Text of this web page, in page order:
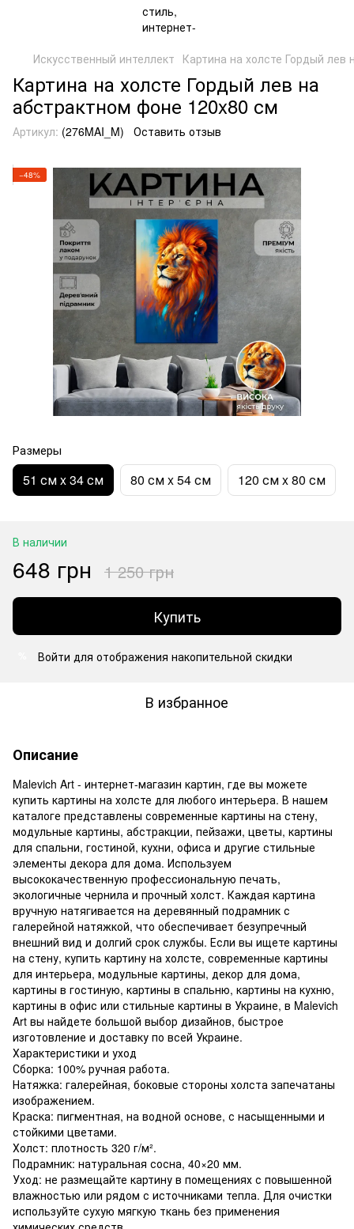
Искусственный интеллект Картина на холсте Гордый
Картина на холсте Гордый лев на
абстрактном фоне 120x80 см
Артикул: (276MAI_M) Оставить отзыв
−48%
Размеры
51 см x 34 см 80 см x 54 см 120 см x 80 см
В наличии
648 грн 1 250 грн
Купить
Войти для отображения накопительной скидки
В избранное
Описание
Malevich Art - интернет-магазин картин, где вы можете
купить картины на холсте для любого интерьера. В нашем
каталоге представлены современные картины на стену,
модульные картины, абстракции, пейзажи, цветы, картины
для спальни, гостиной, кухни, офиса и другие стильные
элементы декора для дома. Используем
высококачественную профессиональную печать,
экологичные чернила и прочный холст. Каждая картина
вручную натягивается на деревянный подрамник с
галерейной натяжкой, что обеспечивает безупречный
внешний вид и долгий срок службы. Если вы ищете картины
на стену, купить картину на холсте, современные картины
для интерьера, модульные картины, декор для дома,
картины в гостиную, картины в спальню, картины на кухню,
картины в офис или стильные картины в Украине, в Malevich
Art вы найдете большой выбор дизайнов, быстрое
изготовление и доставку по всей Украине.
Характеристики и уход
Сборка: 100% ручная работа.
Натяжка: галерейная, боковые стороны холста запечатаны
изображением.
Краска: пигментная, на водной основе, с насыщенными и
стойкими цветами.
Холст: плотность 320 г/м².
Подрамник: натуральная сосна, 40×20 мм.
Уход: не размещайте картину в помещениях с повышенной
влажностью или рядом с источниками тепла. Для очистки
используйте сухую мягкую ткань без применения